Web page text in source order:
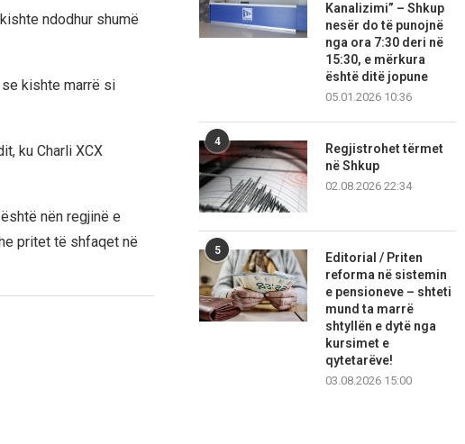
ndodhur shumë
se kishte marrë si
ku Charli XCX
nën regjinë e
pritet të shfaqet në
Kanalizimi” – Shkup
nesër do të punojnë
nga ora 7:30 deri në
15:30, e mërkura
është ditë jopune
05.01.2026 10:36
4
Regjistrohet tërmet
në Shkup
02.08.2026 22:34
5
Editorial / Priten
reforma në sistemin
e pensioneve – shteti
mund ta marrë
shtyllën e dytë nga
kursimet e
qytetarëve!
03.08.2026 15:00